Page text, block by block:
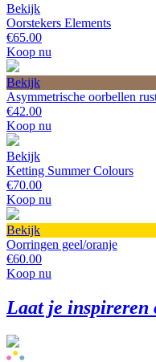
Bekijk
Oorstekers Elements
€65.00
Koop nu
Bekijk
Asymmetrische oorbellen
€42.00
Koop nu
Bekijk
Ketting Summer Colours
€70.00
Koop nu
Bekijk
Oorringen geel/oranje
€60.00
Koop nu
Laat je inspireren